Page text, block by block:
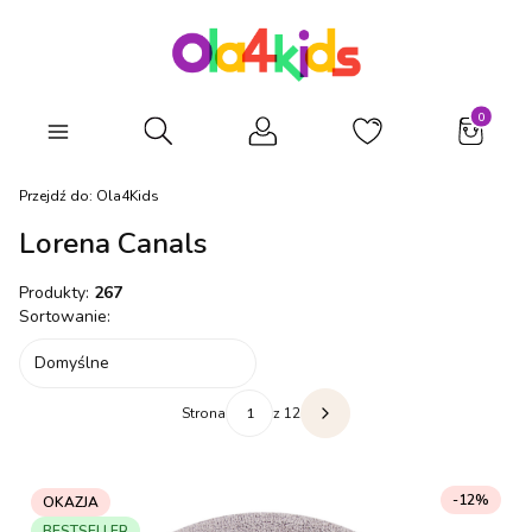
Otwórz wyszukiwarkę
Przejdź do: Ola4Kids
Lorena Canals
Produkty: 267
Lista produktów
Sortowanie:
Domyślne
Strona z 12 Następne produkty
OKAZJA
-12%